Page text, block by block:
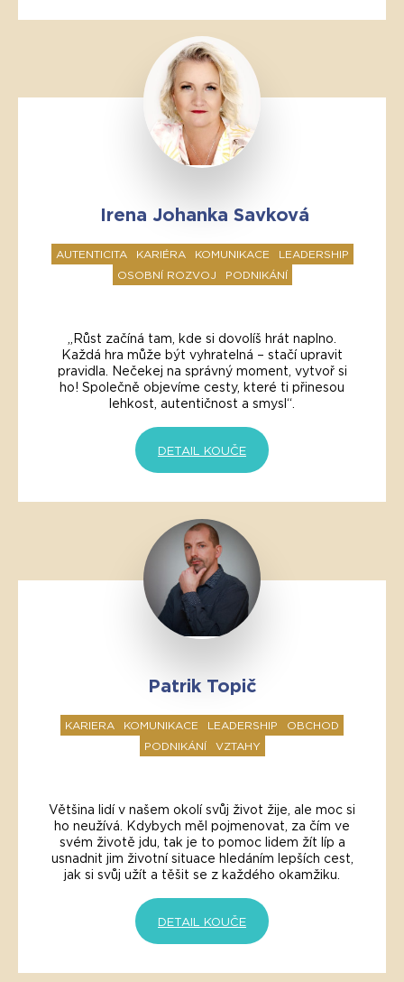
Irena Johanka Savková
AUTENTICITA KARIÉRA KOMUNIKACE
LEADERSHIP
OSOBNÍ ROZVOJ
PODNIKÁNÍ
„Růst začíná tam, kde si dovolíš hrát naplno.
Každá hra může být vyhratelná – stačí upravit
pravidla. Nečekej na správný moment, vytvoř si
ho! Společně objevíme cesty, které ti přinesou
lehkost, autentičnost a smysl“.
DETAIL KOUČE
Patrik Topič
KARIERA KOMUNIKACE LEADERSHIP
OBCHOD
PODNIKÁNÍ
VZTAHY
Většina lidí v našem okolí svůj život žije, ale moc si
ho neužívá. Kdybych měl pojmenovat, za čím ve
svém životě jdu, tak je to pomoc lidem žít líp a
usnadnit jim životní situace hledáním lepších cest,
jak si svůj užít a těšit se z každého okamžiku.
DETAIL KOUČE